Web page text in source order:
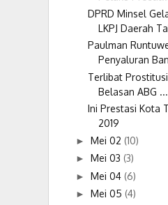
DPRD Minsel
LKPJ Daerah
Paulman
Penyaluran
Terlibat
Belasan ABG ...
Ini Prestasi Kota
2019
► Mei 02 (10)
► Mei 03 (3)
► Mei 04 (6)
► Mei 05 (4)